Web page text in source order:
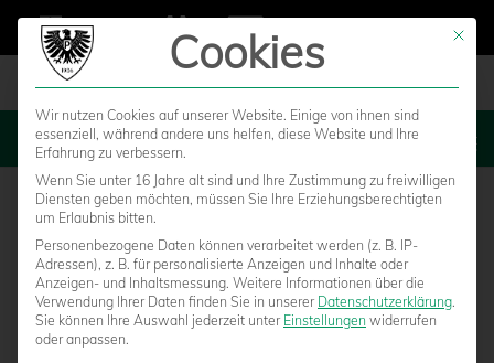
MENU
Mit
Cookies
Wir nutzen Cookies auf unserer Website. Einige von ihnen sind
essenziell, während andere uns helfen, diese Website und Ihre
Erfahrung zu verbessern.
Wenn Sie unter 16 Jahre alt sind und Ihre Zustimmung zu freiwilligen
Diensten geben möchten, müssen Sie Ihre Erziehungsberechtigten
um Erlaubnis bitten.
Personenbezogene Daten können verarbeitet werden (z. B. IP-
Adressen), z. B. für personalisierte Anzeigen und Inhalte oder
Anzeigen- und Inhaltsmessung. Weitere Informationen über die
Verwendung Ihrer Daten finden Sie in unserer Datenschutzerklärung.
Sie können Ihre Auswahl jederzeit unter Einstellungen widerrufen
oder anpassen.